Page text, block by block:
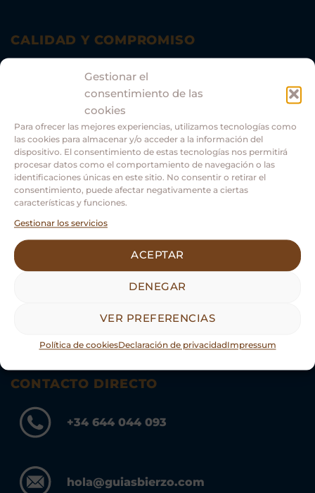
Gestionar el
consentimiento de las
cookies
Para ofrecer las mejores experiencias, utilizamos tecnologías como
las cookies para almacenar y/o acceder a la información del
dispositivo. El consentimiento de estas tecnologías nos permitirá
procesar datos como el comportamiento de navegación o las
identificaciones únicas en este sitio. No consentir o retirar el
consentimiento, puede afectar negativamente a ciertas
características y funciones.
Gestionar los servicios
ACEPTAR
DENEGAR
VER PREFERENCIAS
Política de cookiesDeclaración de privacidadImpressum
CALIDAD Y COMPROMISO
Comprometidos con el medio ambiente.
Asociación Guías Oficiales Turismo Castilla y León.
CONTACTO DIRECTO
+34 644 044 093
hola@guiasbierzo.com